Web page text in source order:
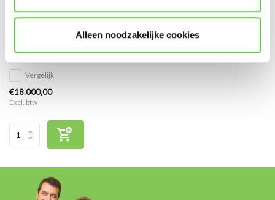
Alleen noodzakelijke cookies
Cisco Meraki MX100 Advanced
Vergelijk
€18.000,00
Excl. btw